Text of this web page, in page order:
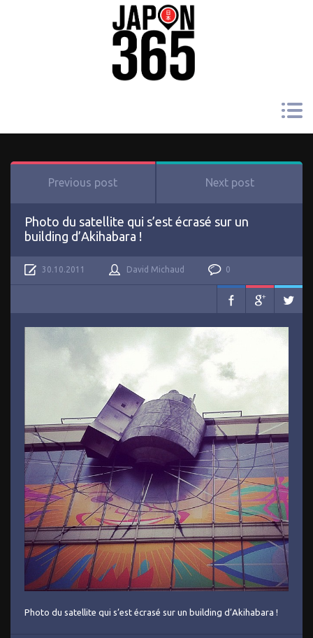
Previous post Next post
Photo du satellite qui s’est écrasé sur un
building d’Akihabara !
30.10.2011 David Michaud 0
Photo du satellite qui s’est écrasé sur un building d’Akihabara !